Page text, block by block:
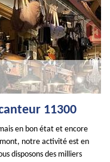
11300
en bon état et encore
notre activité est en
disposons des milliers